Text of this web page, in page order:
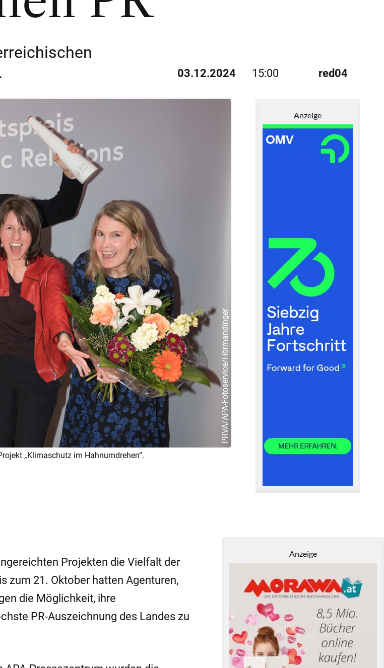
03.12.2024 15:00 red04
PRVA/APA-Fotoservice/Hörmandinger
„Klimaschutz im Hahnumdrehen“.
Anzeige
Projekten die Vielfalt der
zum 21. Oktober hatten Agenturen,
die Möglichkeit, ihre
PR-Auszeichnung des Landes zu
Anzeige